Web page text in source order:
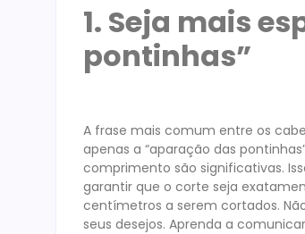
1. Seja mais
pontinhas”
A frase mais comum entre os
apenas a “aparação das
comprimento são significativas.
garantir que o corte seja
centímetros a serem cortados.
seus desejos. Aprenda a